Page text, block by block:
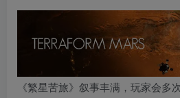
《繁星苦旅》叙事丰满，玩家会多